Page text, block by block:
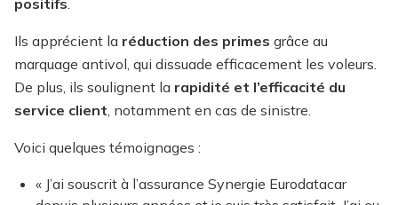
positifs.
Ils apprécient la réduction des primes grâce au
marquage antivol, qui dissuade efficacement les voleurs.
De plus, ils soulignent la rapidité et l’efficacité du
service client, notamment en cas de sinistre.
Voici quelques témoignages :
« J’ai souscrit à l’assurance Synergie Eurodatacar